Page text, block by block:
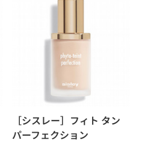
［シスレー］フィト タン
パーフェクション